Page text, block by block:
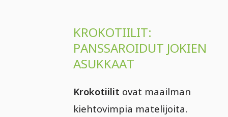
KROKOTIILIT:
PANSSAROIDUT JOKIEN
ASUKKAAT
Krokotiilit ovat maailman
kiehtovimpia matelijoita.